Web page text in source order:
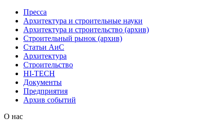
Пресса
Архитектура и строительные науки
Архитектура и строительство (архив)
Строительный рынок (архив)
Статьи АиС
Архитектура
Строительство
HI-TECH
Документы
Предприятия
Архив событий
О нас